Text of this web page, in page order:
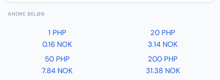
ANDRE BELØB
1 PHP
0.16 NOK
20 PHP
3.14 NOK
50 PHP
7.84 NOK
200 PHP
31.38 NOK